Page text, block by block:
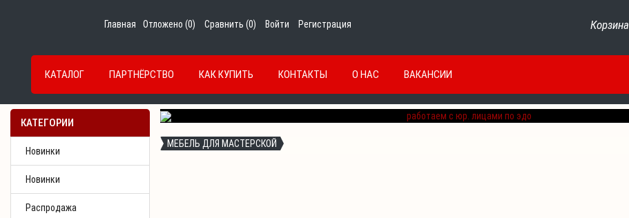
Главная Отложено (0) Сравнить (0) Войти Регистрация Корзина
КАТАЛОГ ПАРТНЁРСТВО КАК КУПИТЬ КОНТАКТЫ О НАС ВАКАНСИИ
КАТЕГОРИИ
Новинки
Новинки
Распродажа
Previous
МЕБЕЛЬ ДЛЯ МАСТЕРСКОЙ